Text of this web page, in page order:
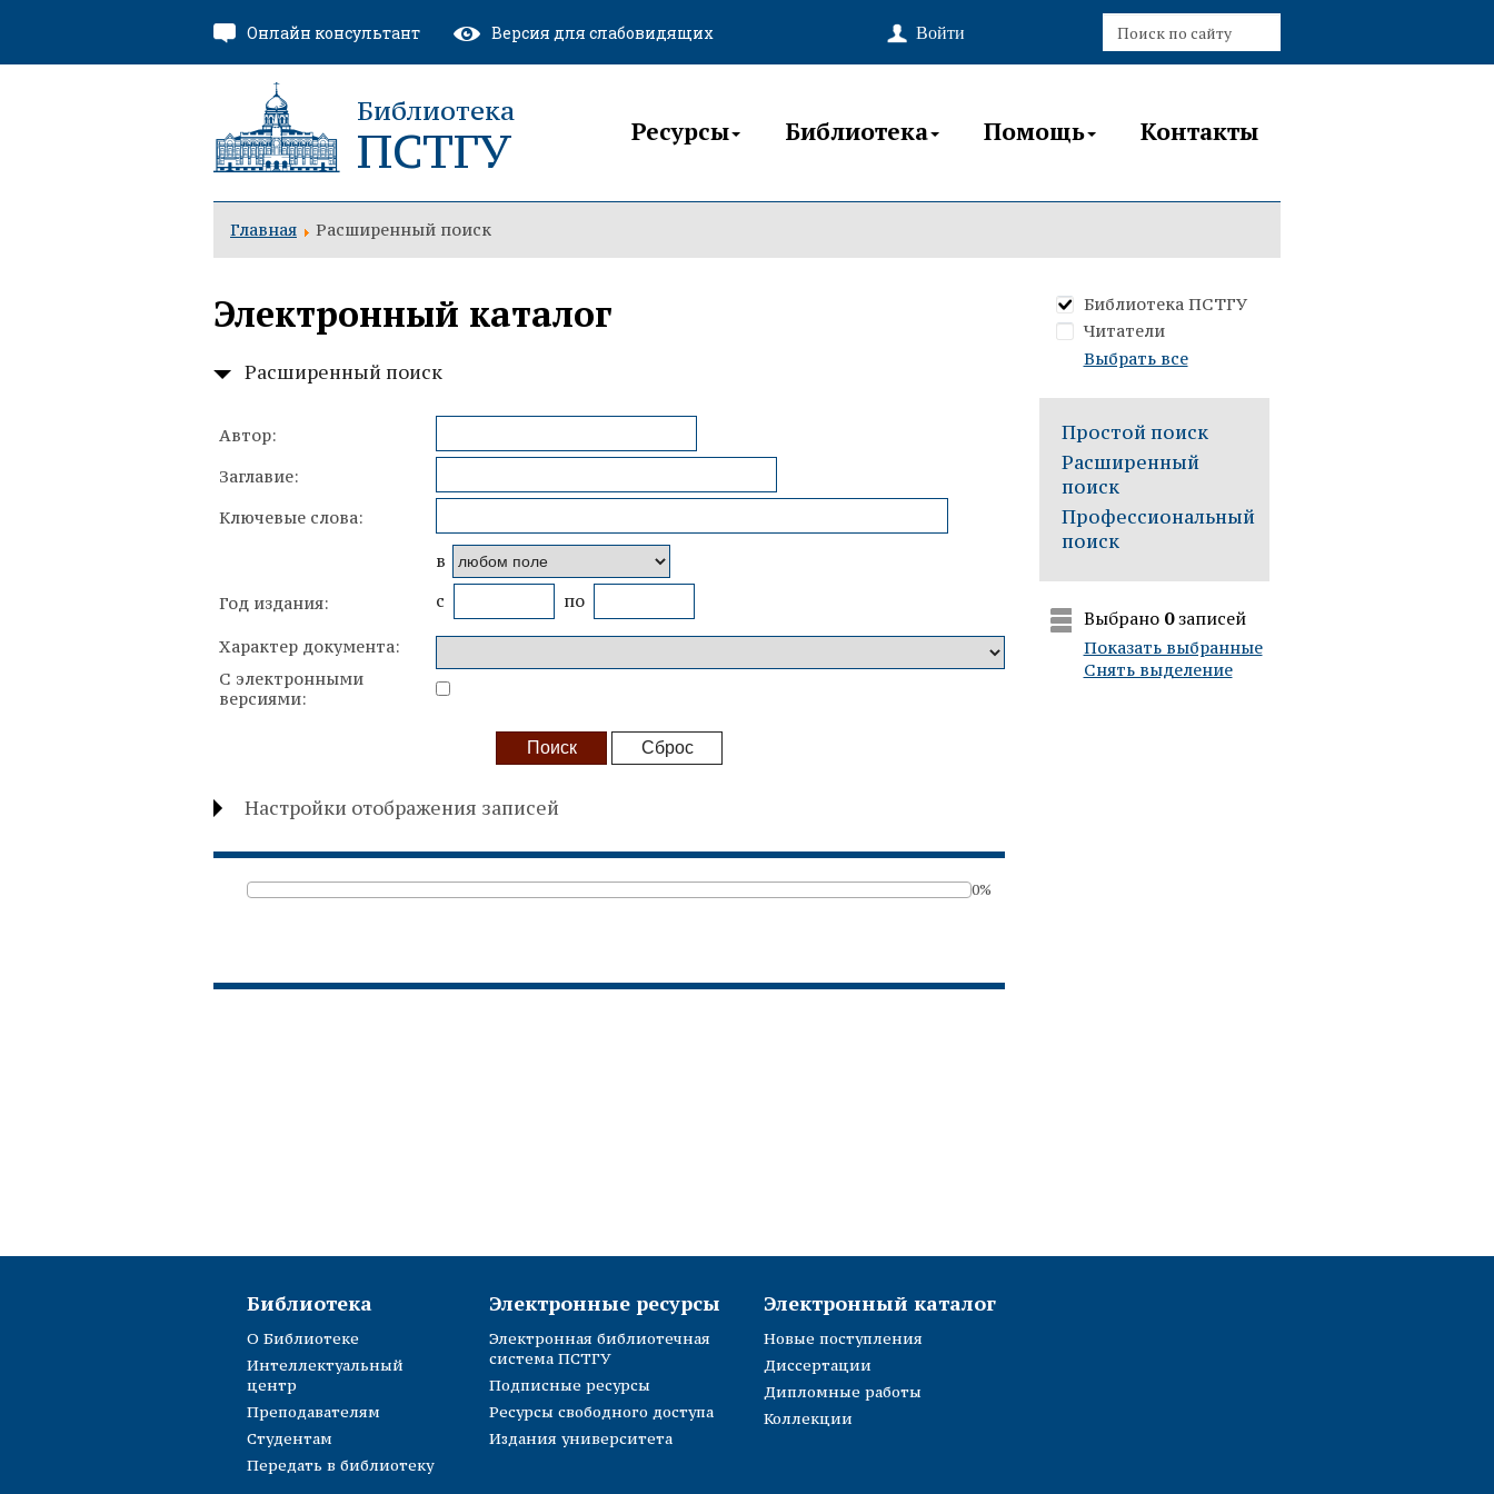
Онлайн консультант Версия для слабовидящих
Библиотека
ПСТГУ Ресурсы Библиотека Помощь Контакты
Главная Расширенный поиск
Электронный каталог
Расширенный поиск
Автор:
Заглавие:
Ключевые слова:
в
Год издания:
c по
Характер документа:
С электронными
версиями:
Настройки отображения записей
0%
Библиотека ПСТГУ
Читатели
Выбрать все
Простой поиск
Расширенный
поиск
Профессиональный
поиск
Выбрано 0записей
Показать выбранные
Снять выделение
Библиотека
О Библиотеке
Интеллектуальный
центр
Преподавателям
Студентам
Передать в библиотеку
Электронные ресурсы
Электронная библиотечная
система ПСТГУ
Подписные ресурсы
Ресурсы свободного доступа
Издания университета
Электронный каталог
Новые поступления
Диссертации
Дипломные работы
Коллекции